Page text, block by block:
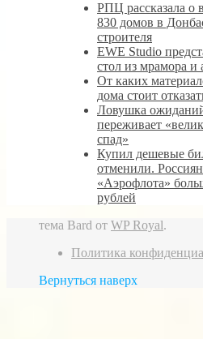
РПЦ рассказала о
830 домов в
строителя
EWE Studio
стол из мрамора
От каких
дома стоит
Ловушка
переживает
спад»
Купил дешевые
отменили.
«Аэрофлота»
рублей
тема Bard от WP Royal.
Политика
Вернуться наверх